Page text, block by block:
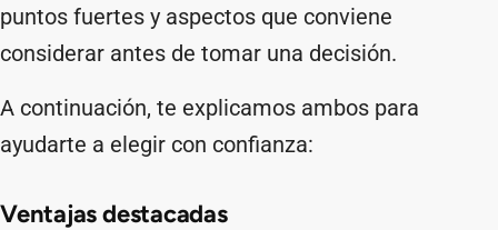
puntos fuertes y aspectos que conviene
considerar antes de tomar una decisión.
A continuación, te explicamos ambos para
ayudarte a elegir con confianza:
Ventajas destacadas